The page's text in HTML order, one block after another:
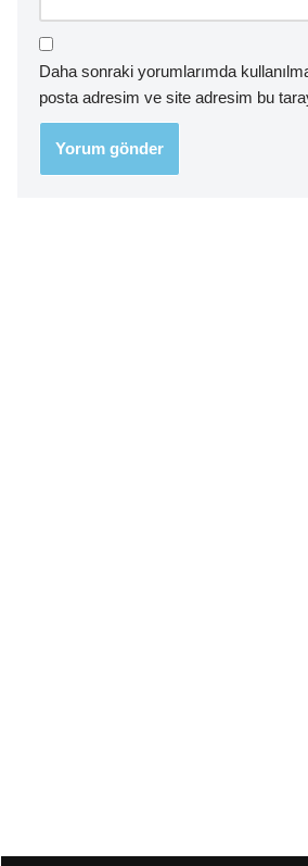
Daha sonraki yorumlarımda
posta adresim ve site adresim bu